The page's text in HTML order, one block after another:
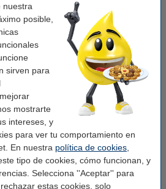
nuestra
posible,
sirven para
mostrarte
intereses, y
para ver tu comportamiento en
En nuestra política de cookies
tipo de cookies, cómo funcionan, y
Selecciona ''Aceptar'' para
estas cookies, solo
vinilo
cinta!
Comprar